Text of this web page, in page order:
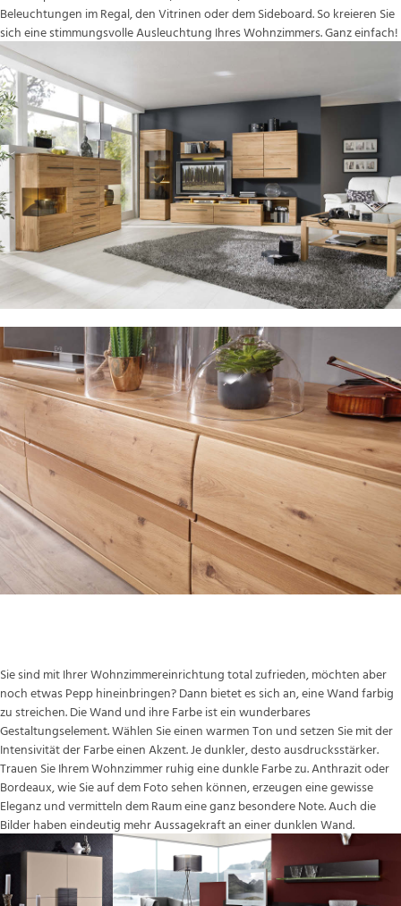
Beleuchtungen im Regal, den Vitrinen oder dem Sideboard. So kreieren Sie
sich eine stimmungsvolle Ausleuchtung Ihres Wohnzimmers. Ganz einfach!
Sie sind mit Ihrer Wohnzimmereinrichtung total zufrieden, möchten aber
noch etwas Pepp hineinbringen? Dann bietet es sich an, eine Wand farbig
zu streichen. Die Wand und ihre Farbe ist ein wunderbares
Gestaltungselement. Wählen Sie einen warmen Ton und setzen Sie mit der
Intensivität der Farbe einen Akzent. Je dunkler, desto ausdrucksstärker.
Trauen Sie Ihrem Wohnzimmer ruhig eine dunkle Farbe zu. Anthrazit oder
Bordeaux, wie Sie auf dem Foto sehen können, erzeugen eine gewisse
Eleganz und vermitteln dem Raum eine ganz besondere Note. Auch die
Bilder haben eindeutig mehr Aussagekraft an einer dunklen Wand.